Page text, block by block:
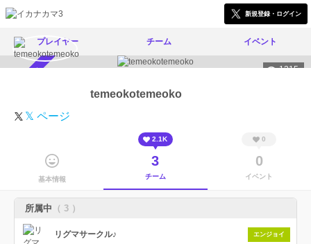
新規登録・ログイン
プレイヤー チーム イベント
1215
temeokotemeoko
𝕏 ページ
基本情報
2.1K
3
チーム
0
0
イベント
所属中 （ 3 ）
リグマサークル♪ エンジョイ